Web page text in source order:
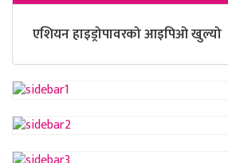
एशियन हाइड्रोपावरको आइपिओ खुल्यो